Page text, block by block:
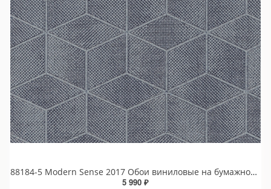
88184-5 Modern Sense 2017 Обои виниловые на бумажной основе 1.06*15.6
5 990 ₽